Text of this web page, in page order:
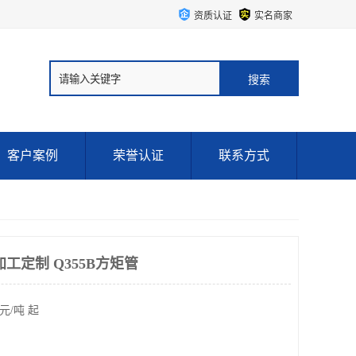
资质认证 实名商家
客户案例 荣誉认证 联系方式
定制 Q355B方矩管
元/吨 起